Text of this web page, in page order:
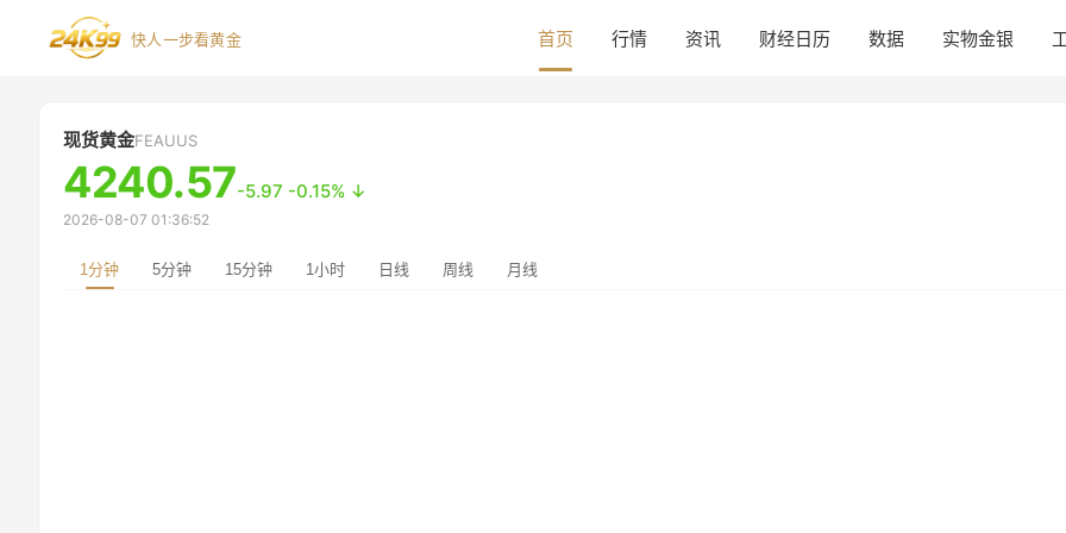
快人一步看黄金 首页 行情 资讯 财经日历 数据 实物金银
24K99 — 快人一步看黄金
现货黄金FEAUUS
4240.57-5.97 -0.15% ↓
2026-08-07 01:36:52
1分钟 5分钟 15分钟 1小时 日线 周线 月线